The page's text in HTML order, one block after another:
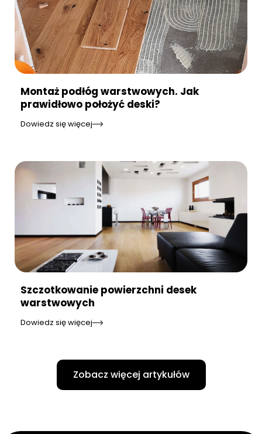
Montaż podłóg warstwowych. Jak
prawidłowo położyć deski?
Dowiedz się więcej
Szczotkowanie powierzchni desek
warstwowych
Dowiedz się więcej
Zobacz więcej artykułów